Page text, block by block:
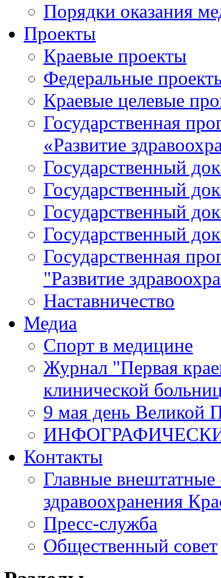
Порядки оказания
Проекты
Краевые проекты
Федеральные
Краевые целевые
Государственная
«Развитие
Государственный
Государственный
Государственный
Государственный
Государственная
"Развитие
Наставничество
Медиа
Спорт в медицине
Журнал "Первая
клинической
9 мая день Великой
Контакты
Главные внештатные
здравоохранения
Пресс-служба
Общественный совет